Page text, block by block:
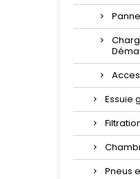
Essuie
Pneus